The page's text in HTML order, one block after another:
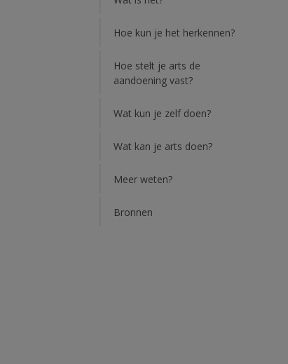
Hoe kun je het herkennen?
Hoe stelt je arts de
aandoening vast?
Wat kun je zelf doen?
Wat kan je arts doen?
Meer weten?
Bronnen